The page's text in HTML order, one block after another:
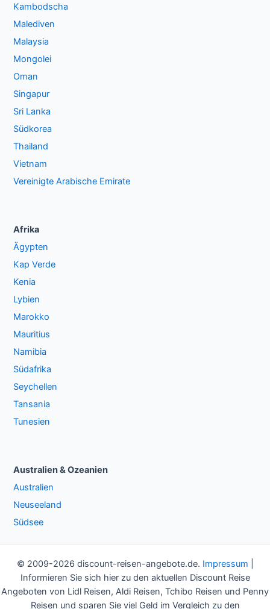
Kambodscha
Malediven
Malaysia
Mongolei
Oman
Singapur
Sri Lanka
Südkorea
Thailand
Vietnam
Vereinigte Arabische Emirate
Afrika
Ägypten
Kap Verde
Kenia
Lybien
Marokko
Mauritius
Namibia
Südafrika
Seychellen
Tansania
Tunesien
Australien & Ozeanien
Australien
Neuseeland
Südsee
© 2009-2026 discount-reisen-angebote.de. Impressum
Informieren Sie sich hier zu den aktuellen Discount Reise
Angeboten von Lidl Reisen, Aldi Reisen, Tchibo Reisen und Penny
Reisen und sparen Sie viel Geld im Vergleich zu den